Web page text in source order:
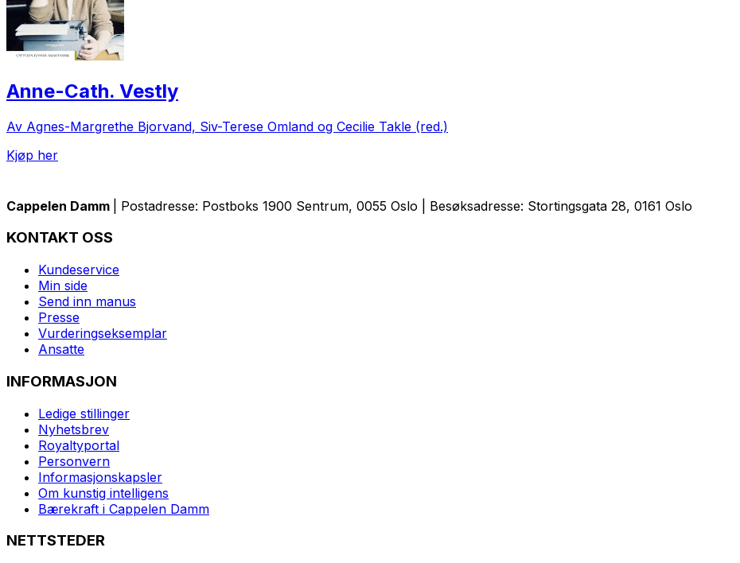
Anne-Cath. Vestly
Av Agnes-Margrethe Bjorvand, Siv-Terese Omland og Cecilie Takle (red.)
Kjøp her
Cappelen Damm | Postadresse: Postboks 1900 Sentrum, 0055 Oslo | Besøksadresse: Stortingsgata 28, 0161 Oslo
KONTAKT OSS
Kundeservice
Min side
Send inn manus
Presse
Vurderingseksemplar
Ansatte
INFORMASJON
Ledige stillinger
Nyhetsbrev
Royaltyportal
Personvern
Informasjonskapsler
Om kunstig intelligens
Bærekraft i Cappelen Damm
NETTSTEDER